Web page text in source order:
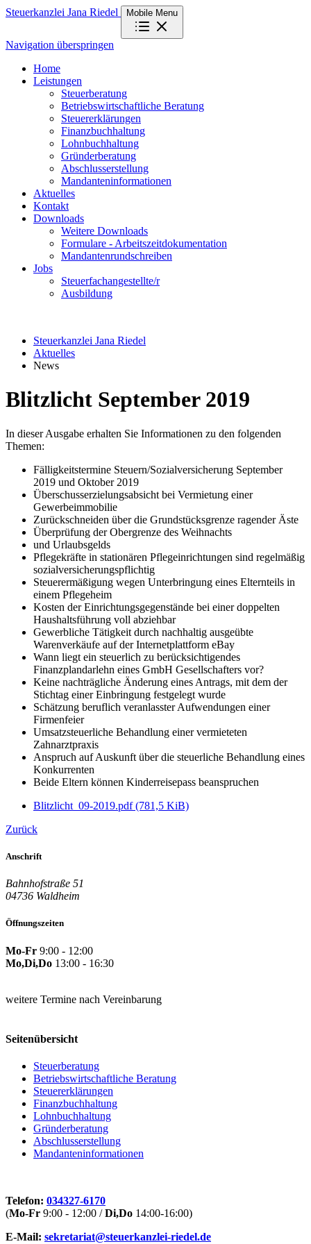
Steuerkanzlei Jana Riedel Mobile Menu
Navigation überspringen
Home
Leistungen
Steuerberatung
Betriebswirtschaftliche Beratung
Steuererklärungen
Finanzbuchhaltung
Lohnbuchhaltung
Gründerberatung
Abschlusserstellung
Mandanteninformationen
Aktuelles
Kontakt
Downloads
Weitere Downloads
Formulare - Arbeitszeitdokumentation
Mandantenrundschreiben
Jobs
Steuerfachangestellte/r
Ausbildung
Steuerkanzlei Jana Riedel
Aktuelles
News
Blitzlicht September 2019
In dieser Ausgabe erhalten Sie Informationen zu den folgenden
Themen:
Fälligkeitstermine Steuern/Sozialversicherung September
2019 und Oktober 2019
Überschusserzielungsabsicht bei Vermietung einer
Gewerbeimmobilie
Zurückschneiden über die Grundstücksgrenze ragender Äste
Überprüfung der Obergrenze des Weihnachts
und Urlaubsgelds
Pflegekräfte in stationären Pflegeinrichtungen sind regelmäßig
sozialversicherungspflichtig
Steuerermäßigung wegen Unterbringung eines Elternteils in
einem Pflegeheim
Kosten der Einrichtungsgegenstände bei einer doppelten
Haushaltsführung voll abziehbar
Gewerbliche Tätigkeit durch nachhaltig ausgeübte
Warenverkäufe auf der Internetplattform eBay
Wann liegt ein steuerlich zu berücksichtigendes
Finanzplandarlehn eines GmbH Gesellschafters vor?
Keine nachträgliche Änderung eines Antrags, mit dem der
Stichtag einer Einbringung festgelegt wurde
Schätzung beruflich veranlasster Aufwendungen einer
Firmenfeier
Umsatzsteuerliche Behandlung einer vermieteten
Zahnarztpraxis
Anspruch auf Auskunft über die steuerliche Behandlung eines
Konkurrenten
Beide Eltern können Kinderreisepass beanspruchen
Blitzlicht_09-2019.pdf(781,5 KiB)
Zurück
Anschrift
Bahnhofstraße 51
04736 Waldheim
Öffnungszeiten
Mo-Fr 9:00 - 12:00
Mo,Di,Do 13:00 - 16:30
weitere Termine nach Vereinbarung
Seitenübersicht
Steuerberatung
Betriebswirtschaftliche Beratung
Steuererklärungen
Finanzbuchhaltung
Lohnbuchhaltung
Gründerberatung
Abschlusserstellung
Mandanteninformationen
Telefon: 034327-6170
(Mo-Fr 9:00 - 12:00 /Di,Do 14:00-16:00)
E-Mail: sekretariat@steuerkanzlei-riedel.de